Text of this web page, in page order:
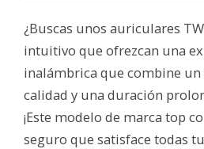
¿Buscas unos auriculares
intuitivo que ofrezcan una
inalámbrica que combine un
calidad y una duración
¡Este modelo de marca top
seguro que satisface todas